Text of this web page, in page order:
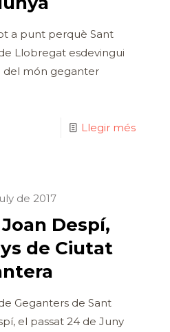
a punt perquè Sant
Llobregat esdevingui
del món geganter
Llegir més
de 2017
Despí,
de Ciutat
Geganters de Sant
el passat 24 de Juny